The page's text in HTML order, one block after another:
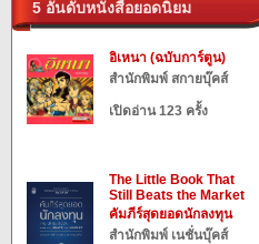
5 อันดับหนังสือยอดนิยม
อิเหนา (ฉบับการ์ตูน)
สำนักพิมพ์ สกายบุ๊คส์
เปิดอ่าน 123 ครั้ง
The Little Book That
Still Beats the Market
คัมภีร์สุดยอดนักลงทุน
สำนักพิมพ์ เนชั่นบุ๊คส์